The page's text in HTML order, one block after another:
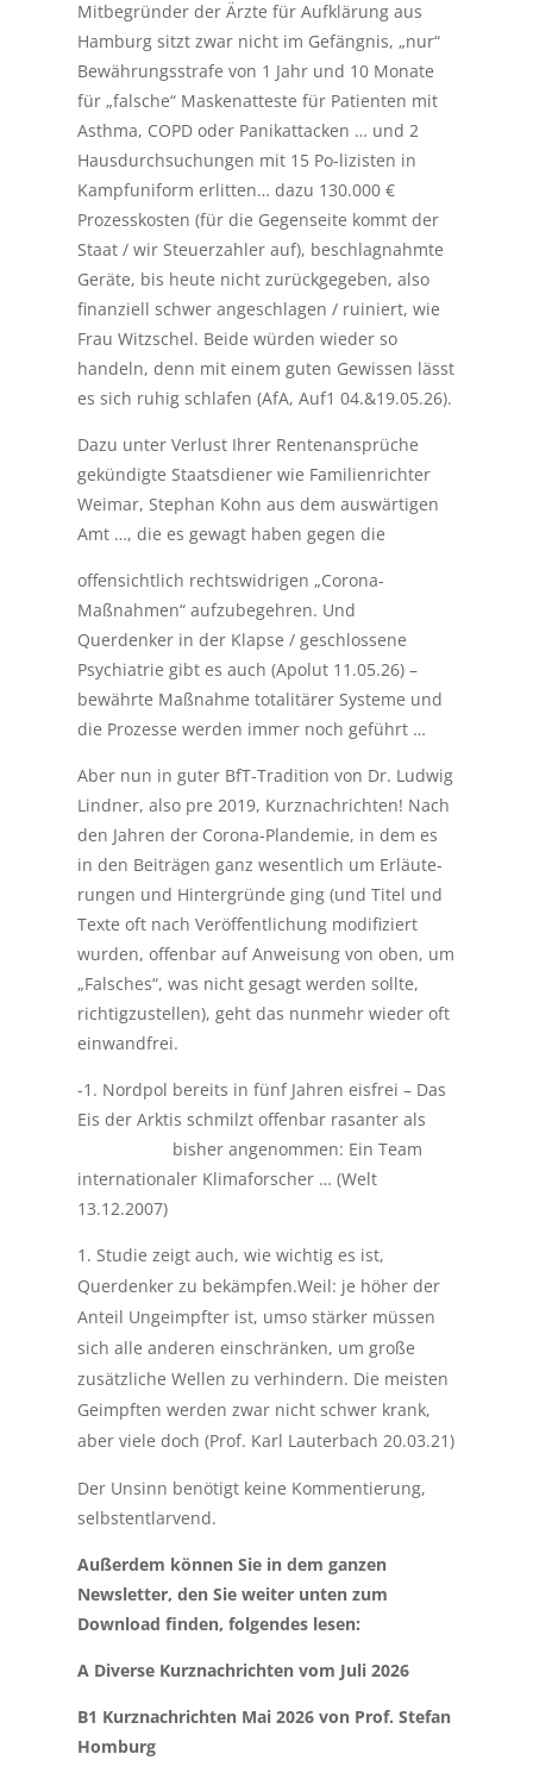
Mitbegründer der Ärzte für Aufklärung aus
Hamburg sitzt zwar nicht im Gefängnis, „nur“
Bewährungsstrafe von 1 Jahr und 10 Monate
für „falsche“ Maskenatteste für Patienten mit
Asthma, COPD oder Panikattacken … und 2
Hausdurchsuchungen mit 15 Po-lizisten in
Kampfuniform erlitten… dazu 130.000 €
Prozesskosten (für die Gegenseite kommt der
Staat / wir Steuerzahler auf), beschlagnahmte
Geräte, bis heute nicht zurückgegeben, also
finanziell schwer angeschlagen / ruiniert, wie
Frau Witzschel. Beide würden wieder so
handeln, denn mit einem guten Gewissen lässt
es sich ruhig schlafen (AfA, Auf1 04.&19.05.26).
Dazu unter Verlust Ihrer Rentenansprüche
gekündigte Staatsdiener wie Familienrichter
Weimar, Stephan Kohn aus dem auswärtigen
Amt …, die es gewagt haben gegen die
offensichtlich rechtswidrigen „Corona-
Maßnahmen“ aufzubegehren. Und
Querdenker in der Klapse / geschlossene
Psychiatrie gibt es auch (Apolut 11.05.26) –
bewährte Maßnahme totalitärer Systeme und
die Prozesse werden immer noch geführt …
Aber nun in guter BfT-Tradition von Dr. Ludwig
Lindner, also pre 2019, Kurznachrichten! Nach
den Jahren der Corona-Plandemie, in dem es
in den Beiträgen ganz wesentlich um Erläute-
rungen und Hintergründe ging (und Titel und
Texte oft nach Veröffentlichung modifiziert
wurden, offenbar auf Anweisung von oben, um
„Falsches“, was nicht gesagt werden sollte,
richtigzustellen), geht das nunmehr wieder oft
einwandfrei.
-1. Nordpol bereits in fünf Jahren eisfrei – Das
Eis der Arktis schmilzt offenbar rasanter als
bisher angenommen: Ein Team
internationaler Klimaforscher … (Welt
13.12.2007)
Studie zeigt auch, wie wichtig es ist,
Querdenker zu bekämpfen.Weil: je höher der
Anteil Ungeimpfter ist, umso stärker müssen
sich alle anderen einschränken, um große
zusätzliche Wellen zu verhindern. Die meisten
Geimpften werden zwar nicht schwer krank,
aber viele doch (Prof. Karl Lauterbach 20.03.21)
Der Unsinn benötigt keine Kommentierung,
selbstentlarvend.
Außerdem können Sie in dem ganzen
Newsletter, den Sie weiter unten zum
Download finden, folgendes lesen:
A Diverse Kurznachrichten vom Juli 2026
B1 Kurznachrichten Mai 2026 von Prof. Stefan
Homburg